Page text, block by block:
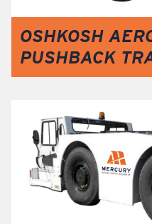
OSHKOSH
PUSHBACK